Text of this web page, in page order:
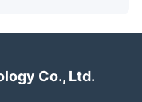
Co., Ltd.